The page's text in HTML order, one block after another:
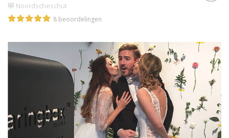
Noordscheschut
8 beoordelingen